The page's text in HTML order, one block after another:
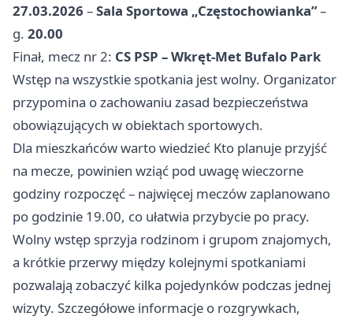
27.03.2026 –Sala Sportowa „Częstochowianka”–
g. 20.00
Finał, mecz nr 2: CS PSP – Wkręt-Met Bufalo Park
Wstęp na wszystkie spotkania jest wolny. Organizator
przypomina o zachowaniu zasad bezpieczeństwa
obowiązujących w obiektach sportowych.
Dla mieszkańców warto wiedzieć Kto planuje przyjść
na mecze, powinien wziąć pod uwagę wieczorne
godziny rozpoczęć – najwięcej meczów zaplanowano
po godzinie 19.00, co ułatwia przybycie po pracy.
Wolny wstęp sprzyja rodzinom i grupom znajomych,
a krótkie przerwy między kolejnymi spotkaniami
pozwalają zobaczyć kilka pojedynków podczas jednej
wizyty. Szczegółowe informacje o rozgrywkach,